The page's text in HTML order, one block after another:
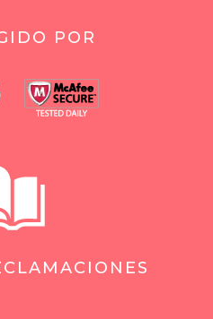
POR